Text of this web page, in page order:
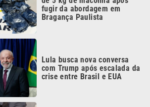
fugir da abordagem em
Bragança Paulista
Lula busca nova conversa
com Trump após escalada da
crise entre Brasil e EUA